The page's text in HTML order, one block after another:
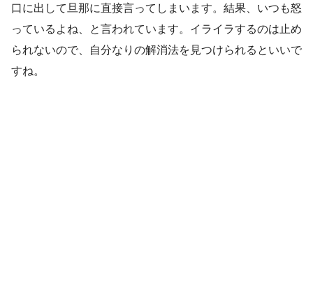
口に出して旦那に直接言ってしまいます。結果、いつも怒
っているよね、と言われています。イライラするのは止め
られないので、自分なりの解消法を見つけられるといいで
すね。